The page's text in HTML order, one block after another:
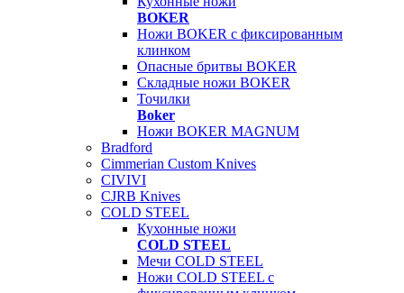
BOKER
Ножи BOKER с фиксированным
клинком
Опасные бритвы BOKER
Складные ножи BOKER
Точилки
Boker
Ножи BOKER MAGNUM
Bradford
Cimmerian Custom Knives
CIVIVI
CJRB Knives
COLD STEEL
Кухонные ножи
COLD STEEL
Мечи COLD STEEL
Ножи COLD STEEL с